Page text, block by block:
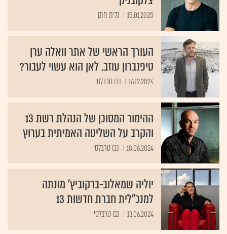
15.01.2025 גלית חתן
העורך הראשי של אתר וואלה ערן
טיפנברון עוזב. לאן הוא עשוי לעבור?
16.12.2024 נבו טרבלסי
ההימור המסוכן של הנהלת רשת 13
והקרב על השליטה האמיתית בערוץ
18.06.2024 נבו טרבלסי
יוליה שמאלוב-ברקוביץ' מונתה
למנכ"לית חברת חדשות 13
13.06.2024 נבו טרבלסי